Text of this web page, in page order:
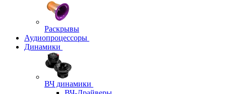
Раскрывы
Аудиопроцессоры
Динамики
ВЧ динамики